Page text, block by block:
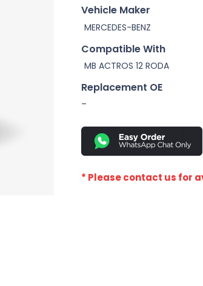
Vehicle Maker
MERCEDES-BENZ
Compatible With
MB ACTROS 12 RODA
Replacement OE
–
* Please contact us for